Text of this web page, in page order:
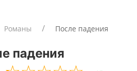
Романы После падения
падения